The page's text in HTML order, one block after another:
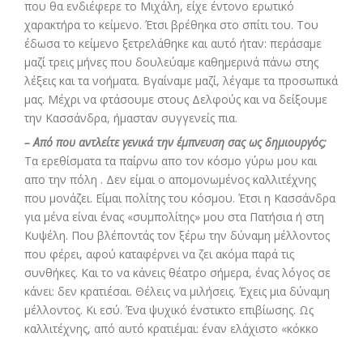
που θα ενδιέφερε το Μιχάλη, είχε έντονο ερωτικό
χαρακτήρα το κείμενο. Έτσι βρέθηκα στο σπίτι του. Του
έδωσα το κείμενο ξετρελάθηκε και αυτό ήταν: περάσαμε
μαζί τρεις μήνες που δουλεύαμε καθημερινά πάνω στης
λέξεις και τα νοήματα. Βγαίναμε μαζί, λέγαμε τα προσωπικά
μας. Μέχρι να φτάσουμε στους Δελφούς και να δείξουμε
την Κασσάνδρα, ήμασταν συγγενείς πια.
– Από που αντλείτε γενικά την έμπνευση σας ως δημιουργός;
Τα ερεθίσματα τα παίρνω απο τον κόσμο γύρω μου και
απο την πόλη . Δεν είμαι ο απομονωμένος καλλιτέχνης
που μονάζει. Είμαι πολίτης του κόσμου. Έτσι η Κασσάνδρα
για μένα είναι ένας «συμπολίτης» μου στα Πατήσια ή στη
Κυψέλη. Που βλέποντάς τον ξέρω την δύναμη μέλλοντος
που φέρει, αφού καταφέρνει να ζει ακόμα παρά τις
συνθήκες. Και το να κάνεις θέατρο σήμερα, ένας λόγος σε
κάνει: δεν κρατιέσαι. Θέλεις να μιλήσεις. Έχεις μια δύναμη
μέλλοντος. Κι εσύ. Ένα ψυχικό ένστικτο επιβίωσης. Ως
καλλιτέχνης, από αυτό κρατιέμαι: έναν ελάχιστο «κόκκο